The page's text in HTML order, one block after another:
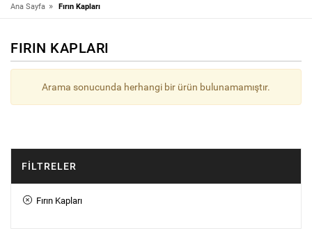
Ana Sayfa » Fırın Kapları
FIRIN KAPLARI
Arama sonucunda herhangi bir ürün bulunamamıştır.
FILTRELER
Fırın Kapları